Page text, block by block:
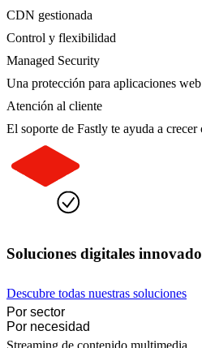
CDN gestionada
Control y flexibilidad
Managed Security
Una protección para aplicaciones
Atención al cliente
El soporte de Fastly te ayuda a crecer
Soluciones digitales
Descubre todas nuestras soluciones
Por sector
Por necesidad
Streaming de contenido multimedia